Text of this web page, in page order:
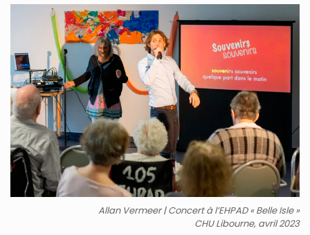
Allan Vermeer | Concert à l’EHPAD « Belle Isle »
CHU Libourne, avril 2023